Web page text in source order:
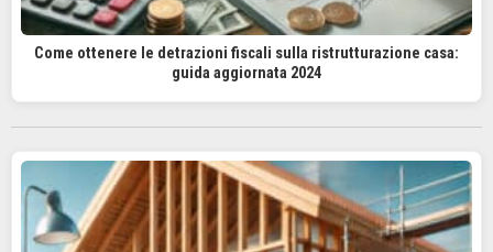
Come ottenere le detrazioni fiscali sulla ristrutturazione casa:
guida aggiornata 2024